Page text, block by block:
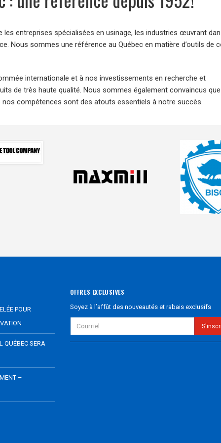
les entreprises spécialisées en usinage, les industries œuvrant
Nous sommes une référence au Québec en matière d’outils de
internationale et à nos investissements en recherche et
de très haute qualité. Nous sommes également convaincus
nos compétences sont des atouts essentiels à notre succès.
POUR
QUÉBEC SERA
–
OFFRES EXCLUSIVES
Soyez à l’affût des nouveautés et rabais exclusifs